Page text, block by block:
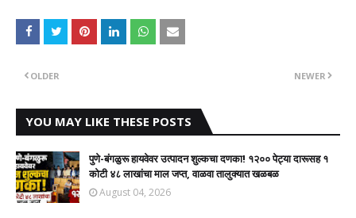
NEWER
OLDER
YOU MAY LIKE THESE POSTS
पुणे-बंगळुरू हायवेवर उत्पादन शुल्कचा दणका! १२०० पेट्या दारूसह १
कोटी ४८ लाखांचा माल जप्त, वाळवा तालुक्यात खळबळ
August 04, 2026